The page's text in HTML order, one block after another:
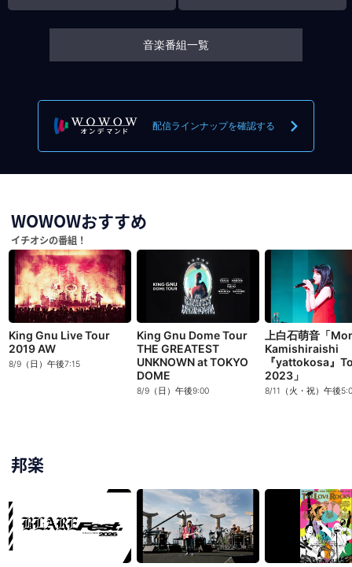
音楽番組一覧
配信ラインナップを確認する
WOWOWおすすめ
イチオシの番組！
King Gnu Live Tour
2019 AW
8/9（日）午後7:15
King Gnu Dome Tour
THE GREATEST
UNKNOWN at TOKYO
DOME
8/9（日）午後9:00
上白石萌音「
Kamishiraishi
『yattokosa』
2023」
8/11（火・祝）午後
邦楽